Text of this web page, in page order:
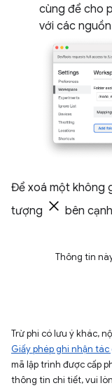
cùng để cho
với các
Để xoá một không
tượng
bên
Thông tin
Trừ phi có lưu ý khác,
Giấy phép ghi nhận
mã lập trình được cấp
thông tin chi tiết, vui